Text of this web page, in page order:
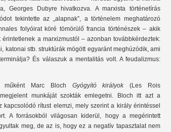
Georges Dubyre hivatkozva. A marxista történetírás
tekintette az „alapnak”, a történelem meghatározó
folyóirat köré tömörülő francia történészek – akik
a marxizmustól – azonban továbbkérdeztek:
katonai stb. struktúrák mögött egyaránt meghúzódik, ami
És válaszuk a mentalitás volt. A feudalizmus:
műként Marc Bloch Gyógyító királyok(Les Rois
munkáját szokták emlegetni. Bloch itt azt a
kapcsolódó rítust elemzi, mely szerint a király érintéssel
A forrásokból világosan kiderül, hogy a megérintett
meg, de az is, hogy ez a negatív tapasztalat nem